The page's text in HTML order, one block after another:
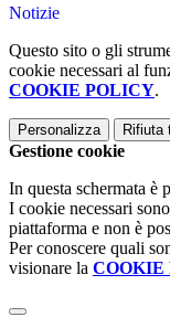
Notizie
Questo sito o gli
cookie necessari al
COOKIE POLICY.
Personalizza Rifiuta
Gestione cookie
In questa schermata è
I cookie necessari
piattaforma e non è
Per conoscere quali
visionare la COOKIE